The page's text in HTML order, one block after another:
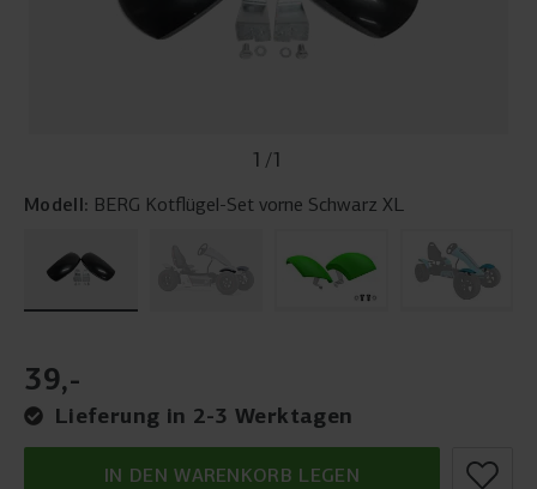
1 /1
Modell: BERG Kotflügel-Set vorne Schwarz XL
39,-
Lieferung in 2-3 Werktagen
IN DEN WARENKORB LEGEN